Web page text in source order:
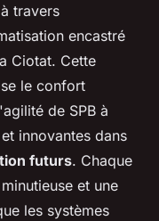
travers
encastré
Ciotat. Cette
le confort
de SPB à
innovantes dans
futurs. Chaque
et une
les systèmes